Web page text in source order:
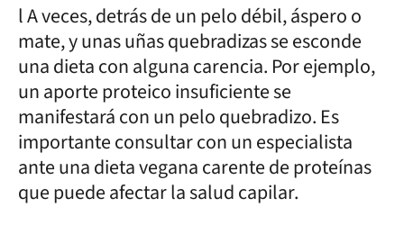
l A veces, detrás de un pelo débil, áspero o
mate, y unas uñas quebradizas se esconde
una dieta con alguna carencia. Por ejemplo,
un aporte proteico insuficiente se
manifestará con un pelo quebradizo. Es
importante consultar con un especialista
ante una dieta vegana carente de proteínas
que puede afectar la salud capilar.